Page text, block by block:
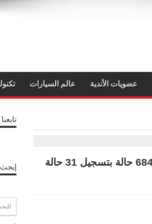
عضويات الأندية عالم السيارات
إرتفاع إصابات فيروس كورونا بالقليوبية الي 684 حالة بتسجيل 31 حالة